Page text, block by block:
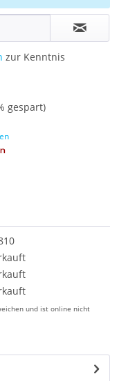
zur Kenntnis
gespart)
und ist online nicht